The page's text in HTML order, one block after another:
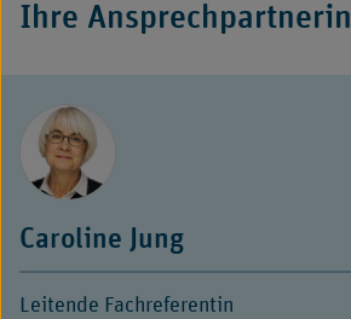
Ihre Ansprechpartnerin
Caroline Jung
Leitende Fachreferentin